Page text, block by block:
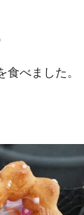
べました。